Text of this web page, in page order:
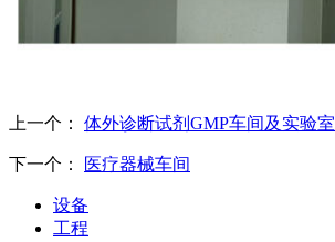
上一个： 体外诊断试剂GMP车间及实验室
下一个： 医疗器械车间
设备
工程